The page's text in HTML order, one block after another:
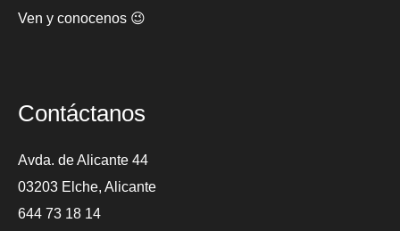
Ven y conocenos 😉
Contáctanos
Avda. de Alicante 44
03203 Elche, Alicante
644 73 18 14